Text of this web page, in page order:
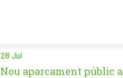
28 Jul
Nou aparcament públic a